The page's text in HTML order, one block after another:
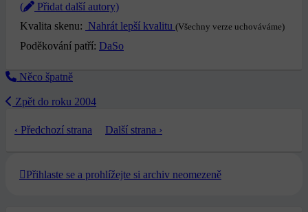
(
Přidat další autory)
Kvalita skenu: Nahrát lepší kvalitu (Všechny verze uchováváme)
Poděkování patří: DaSo
Něco špatně
Zpět do roku 2004
‹ Předchozí strana Další strana ›
Přihlaste se a prohlížejte si archiv neomezeně